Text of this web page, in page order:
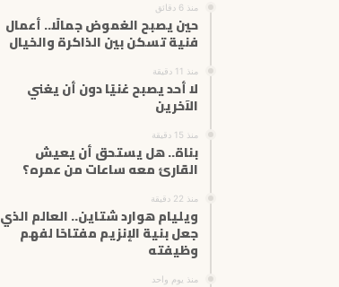
منذ 6 دقائق
حين يصبح الغموض جمالًا.. أعمال
فنية تسكن بين الذاكرة والخيال
منذ 11 دقيقة
لا أحد يصبح غنيًا دون أن يغني
الآخرين
منذ 15 دقيقة
بناة.. هل يستحق أن يعيش
القارئ معه ساعات من عمره؟
منذ 22 دقيقة
ويليام هوارد شتاين.. العالم الذي
جعل بنية الإنزيم مفتاحًا لفهم
وظيفته
منذ يوم واحد